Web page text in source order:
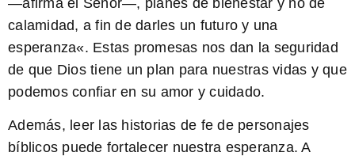
calamidad, a fin de darles un futuro y una
esperanza«. Estas promesas nos dan la seguridad
de que Dios tiene un plan para nuestras vidas y que
podemos confiar en su amor y cuidado.
Además, leer las historias de fe de personajes
bíblicos puede fortalecer nuestra esperanza. A